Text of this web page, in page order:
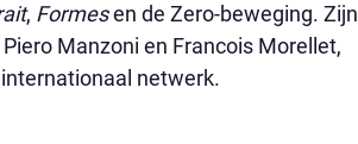
, Formesen de Zero-beweging. Zijn
Manzoni en Francois Morellet,
netwerk.